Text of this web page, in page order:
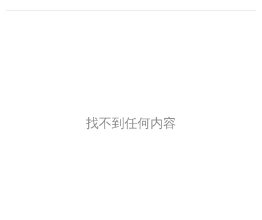
找不到任何内容